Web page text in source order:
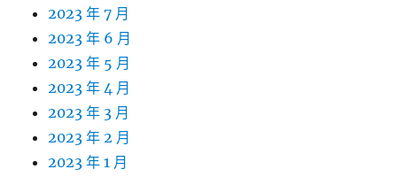
2023 年 7 月
2023 年 6 月
2023 年 5 月
2023 年 4 月
2023 年 3 月
2023 年 2 月
2023 年 1 月